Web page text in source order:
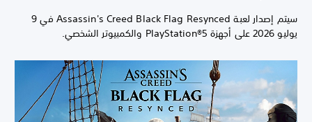
سيتم إصدار لعبة Assassin's Creed Black Flag Resynced في 9
يوليو 2026 على أجهزة PlayStation®5 والكمبيوتر الشخصي.